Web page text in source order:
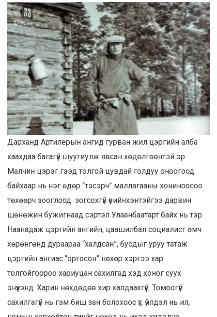
Дарханд Артилерын ангид гурван жил цэргийн алба
хаахдаа багагүй шуугиулж явсан хөдөлгөөнтэй эр.
Малчин цэрэг гээд толгой цувдай голдуу оноогоод
байхаар нь нэг өдөр “тэсэрч” маллагааны хониноосоо
төхөөрч зооглоод зогсохгүй үеийнхэнтэйгээ дарвин
шөнөжин бужигнаад сэртэл Улаанбаатарт байх нь тэр.
Наанадаж цэргийн ангийн, цаашилбал социалист өмч
хөрөнгөнд дураараа “халдсан”, бусдыг уруу татаж
цэргийн ангиас “оргосон” нөхөр хэргээ хар
толгойгоороо хариуцан сахилгад хэд хоног суух
энүүхэнд. Харин нөхдөдөө хир халдаахгүй. Томоогүй
сахилгагүй нь гэм биш зан болохоос үг, үйлдэл нь ил,